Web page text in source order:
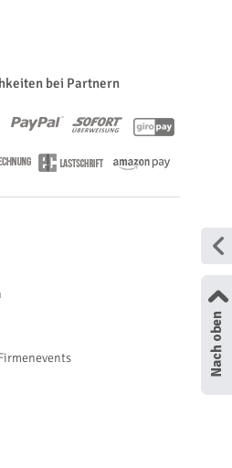
bei Partnern